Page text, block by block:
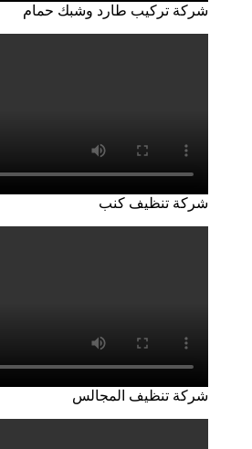
شركة تركيب طارد وشبك حمام
شركة تنظيف كنب
شركة تنظيف المجالس